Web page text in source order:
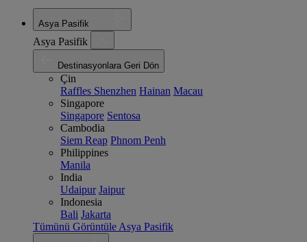
Asya Pasifik
Asya Pasifik
Destinasyonlara Geri Dön
Çin
Raffles Shenzhen Hainan Macau
Singapore
Singapore Sentosa
Cambodia
Siem Reap Phnom Penh
Philippines
Manila
India
Udaipur Jaipur
Indonesia
Bali Jakarta
Tümünü Görüntüle Asya Pasifik